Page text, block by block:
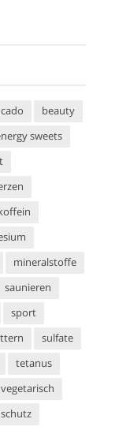
beauty
sweets
mineralstoffe
saunieren
sport
sulfate
tetanus
vegetarisch